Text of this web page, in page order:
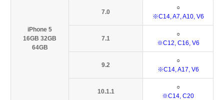
iPhone 5
16GB 32GB
64GB
7.0
○
※C14, A7, A10, V6
7.1
○
※C12, C16, V6
9.2
○
※C14, A17, V6
10.1.1
○
※C14, C20